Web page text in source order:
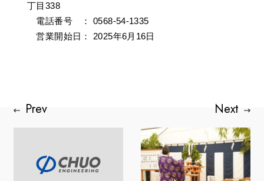
丁目338
電話番号 ： 0568-54-1335
営業開始日： 2025年6月16日